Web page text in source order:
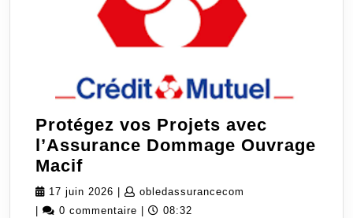
Protégez vos Projets avec
l’Assurance Dommage Ouvrage
MacifProtégez
vos
Projets
17 juin 2026 17
juin
obledassurancecom
0 commentaire 08:32